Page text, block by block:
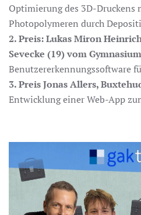
Optimierung des 3D-Druckens
Photopolymeren durch
2. Preis: Lukas Miron
Sevecke (19) vom
Benutzererkennungssoftware
3. Preis Jonas Allers,
Entwicklung einer Web-App